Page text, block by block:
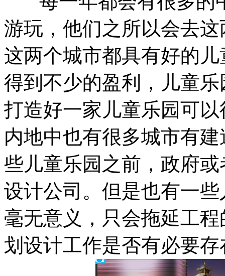
游玩，他们之所以会去
这两个城市都具有好的
得到不少的盈利，儿童
打造好一家儿童乐园可
内地中也有很多城市有
些儿童乐园之前，政府
设计公司。但是也有一些
毫无意义，只会拖延工
划设计工作是否有必要存